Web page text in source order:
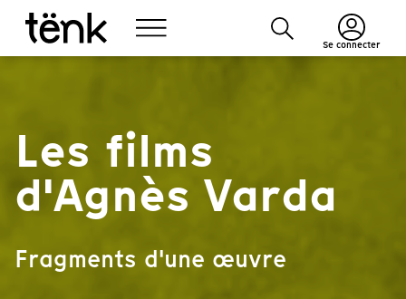
Se connecter
Les films
d'Agnès Varda
Fragments d'une œuvre